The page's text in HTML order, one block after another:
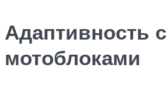
Адаптивность с
мотоблоками